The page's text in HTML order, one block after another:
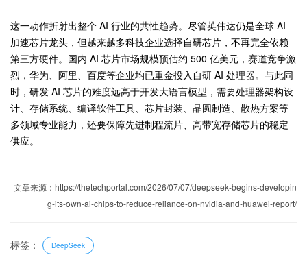
这一动作折射出整个 AI 行业的共性趋势。尽管英伟达仍是全球 AI
加速芯片龙头，但越来越多科技企业选择自研芯片，不再完全依赖
第三方硬件。国内 AI 芯片市场规模预估约 500 亿美元，赛道竞争激
烈，华为、阿里、百度等企业均已重金投入自研 AI 处理器。 与此同
时，研发 AI 芯片的难度远高于开发大语言模型，需要处理器架构设
计、存储系统、编译软件工具、芯片封装、晶圆制造、散热方案等
多领域专业能力，还要保障先进制程流片、高带宽存储芯片的稳定
供应。
文章来源：https://thetechportal.com/2026/07/07/deepseek-begins-developin
g-its-own-ai-chips-to-reduce-reliance-on-nvidia-and-huawei-report/
标签： DeepSeek